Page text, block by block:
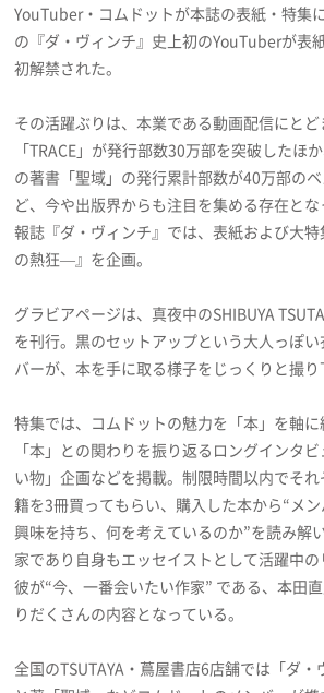
YouTuber・コムドットが本誌の表紙・特集
の『ダ・ヴィンチ』史上初のYouTuberが表
初解禁された。
その活躍ぶりは、本業である動画配信にと
「TRACE」が発行部数30万部を突破したほ
の著書「聖域」の発行累計部数が40万部の
ど、今や出版界からも注目を集める存在と
報誌『ダ・ヴィンチ』では、表紙および大
の熱狂―』を企画。
グラビアページは、真夜中のSHIBUYA
を刊行。黒のセットアップという大人っぽ
バーが、本を手に取る様子をじっくりと撮り
特集では、コムドットの魅力を「本」を軸
「本」との関わりを振り返るロングインタ
い物」企画などを掲載。制限時間以内でそ
籍を3冊買ってもらい、購入した本から“メ
興味を持ち、何を考えているのか”を読み解
家であり自身もエッセイストとして活躍中の
彼が“今、一番会いたい作家” である、本田
りだくさんの内容となっている。
全国のTSUTAYA・蔦屋書店6店舗では「ダ